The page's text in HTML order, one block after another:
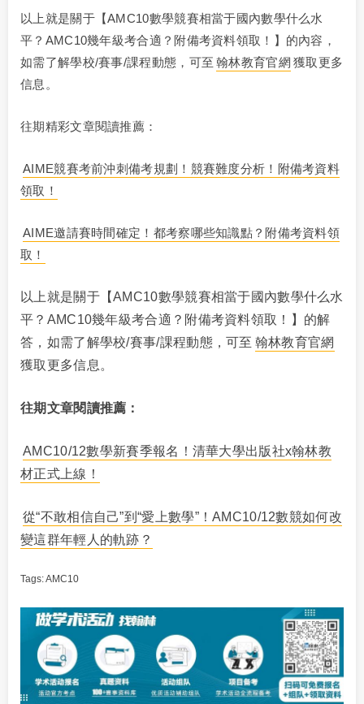
以上就是關于【AMC10數學競賽相當于國內數學什么水
平？AMC10幾年級考合適？附備考資料領取！】的內容，
如需了解學校/賽事/課程動態，可至 翰林教育官網 獲取更多
信息。
往期精彩文章閱讀推薦：
AIME競賽考前沖刺備考規劃！競賽難度分析！附備考資料
領取！
AIME邀請賽時間確定！都考察哪些知識點？附備考資料領
取！
以上就是關于【AMC10數學競賽相當于國內數學什么水
平？AMC10幾年級考合適？附備考資料領取！】的解
答，如需了解學校/賽事/課程動態，可至 翰林教育官網
獲取更多信息。
往期文章閱讀推薦：
AMC10/12數學新賽季報名！清華大學出版社x翰林教
材正式上線！
從“不敢相信自己”到“愛上數學”！AMC10/12數競如何改
變這群年輕人的軌跡？
Tags:AMC10